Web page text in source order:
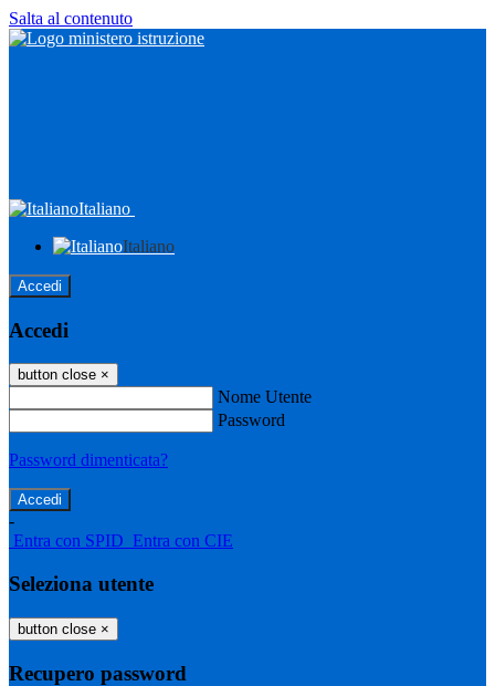
Salta al contenuto
Italiano
Italiano
Accedi
Accedi
button close ×
Nome Utente
Password
Password dimenticata?
-
Entra con SPID Entra con CIE
Seleziona utente
button close ×
Recupero password